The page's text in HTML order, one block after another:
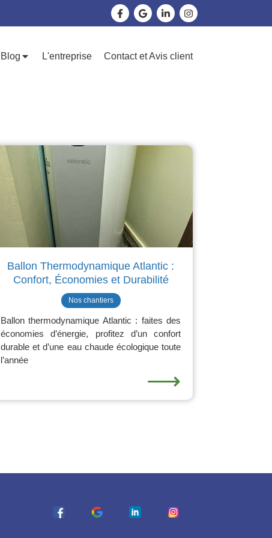
Blog L'entreprise Contact et Avis client
Ballon Thermodynamique Atlantic :
Confort, Économies et Durabilité
Nos chantiers
Ballon thermodynamique Atlantic : faites des
économies d’énergie, profitez d’un confort
durable et d’une eau chaude écologique toute
l’année
⟶